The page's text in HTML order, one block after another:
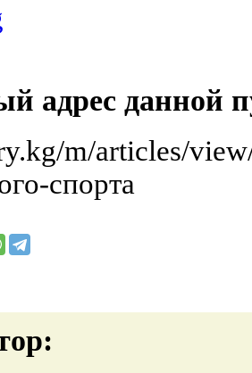
адрес данной
m/articles/
спорта